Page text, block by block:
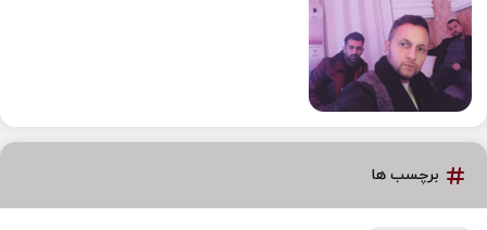
برچسب ها